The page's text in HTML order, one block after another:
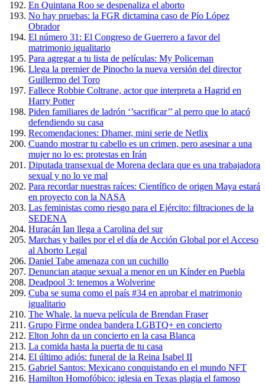
En Quintana Roo se despenaliza el aborto
No hay pruebas: la FGR dictamina caso de Pío López
Obrador
El número 31: El Congreso de Guerrero a favor del
matrimonio igualitario
Para agregar a tu lista de películas: My Policeman
Llega la premier de Pinocho la nueva versión del director
Guillermo del Toro
Fallece Robbie Coltrane, actor que interpreta a Hagrid en
Harry Potter
Piden familiares de ladrón ‘’sacrificar’’ al perro que lo atacó
defendiendo su casa
Recomendaciones: Dhamer, mini serie de Netlix
Cuando mostrar tu cabello es un crimen, pero asesinar a una
mujer no lo es: protestas en Irán
Diputada transexual de Morena declara que es una trabajadora
sexual y no lo ve mal
Para recordar nuestras raíces: Científico de origen Maya estará
en proyecto con la NASA
Las feministas como riesgo para el Ejército: filtraciones de la
SEDENA
Huracán Ian llega a Carolina del sur
Marchas y bailes por el el día de Acción Global por el Acceso
al Aborto Legal
Daniel Tabe amenaza con un cuchillo
Denuncian ataque sexual a menor en un Kínder en Puebla
Deadpool 3: tenemos a Wolverine
Cuba se suma como el país #34 en aprobar el matrimonio
igualitario
The Whale, la nueva película de Brendan Fraser
Grupo Firme ondea bandera LGBTQ+ en concierto
Elton John da un concierto en la casa Blanca
La comida hasta la puerta de tu casa
El último adiós: funeral de la Reina Isabel II
Gabriel Santos: Mexicano conquistando en el mundo NFT
Hamilton Homofóbico: iglesia en Texas plagia el famoso